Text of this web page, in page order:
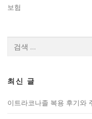
보험
최신 글
이트라코나졸 복용 후기와